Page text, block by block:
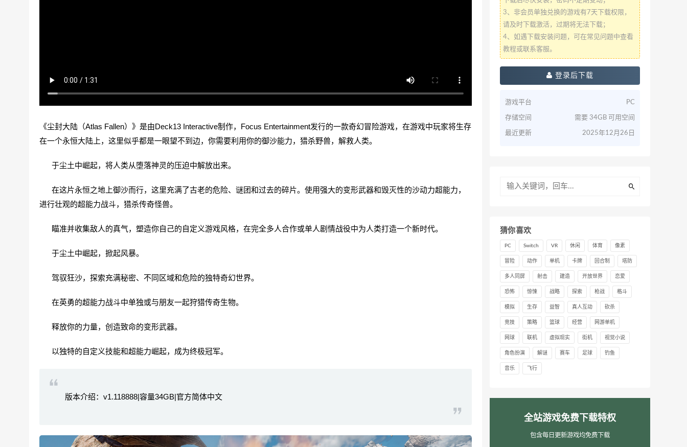
《尘封大陆（Atlas Fallen）》是由Deck13 Interactive制作，Focus Entertainment发行的一款奇幻冒险游戏，在游戏中玩家将生存
在一个永恒大陆上，这里似乎都是一眼望不到边，你需要利用你的御沙能力，猎杀野兽，解救人类。
于尘土中崛起，将人类从堕落神灵的压迫中解放出来。
在这片永恒之地上御沙而行，这里充满了古老的危险、谜团和过去的碎片。使用强大的变形武器和毁灭性的沙动力超能力，
进行壮观的超能力战斗，猎杀传奇怪兽。
瞄准并收集敌人的真气，塑造你自己的自定义游戏风格，在完全多人合作或单人剧情战役中为人类打造一个新时代。
于尘土中崛起，掀起风暴。
驾驭狂沙，探索充满秘密、不同区域和危险的独特奇幻世界。
在英勇的超能力战斗中单独或与朋友一起狩猎传奇生物。
释放你的力量，创造致命的变形武器。
以独特的自定义技能和超能力崛起，成为终极冠军。
版本介绍：v1.118888|容量34GB|官方简体中文
3、非会员单独兑换的游戏有7天下载权限，
请及时下载激活，过期将无法下载；
4、如遇下载安装问题，可在常见问题中查看
教程或联系客服。
登录后下载
游戏平台 PC
存储空间 需要 34GB 可用空间
最近更新 2025年12月26日
猜你喜欢
PC Switch VR 休闲 体育 像素
冒险 动作 单机 卡牌 回合制 塔防
多人同屏 射击 建造 开放世界 恋爱
恐怖 惊悚 战略 探索 枪战 格斗
模拟 生存 益智 真人互动 砍杀
竞技 策略 篮球 经营 网游单机
网球 联机 虚拟现实 街机 视觉小说
角色扮演 解谜 赛车 足球 钓鱼
音乐 飞行
全站游戏免费下载特权
包含每日更新游戏均免费下载